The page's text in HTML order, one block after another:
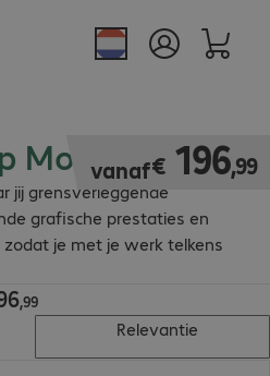
Monitor
jij grensverleggende
grafische prestaties en
je met je werk telkens
vanaf€ 196,99
€ 196,99
,99
Relevantie